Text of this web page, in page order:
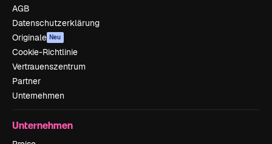
AGB
Datenschutzerklärung
Originale Neu
Cookie-Richtlinie
Vertrauenszentrum
Partner
Unternehmen
Unternehmen